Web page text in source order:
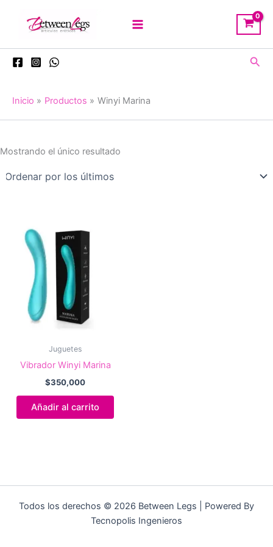
Inicio Productos Winyi Marina
Mostrando el único resultado
Juguetes
Vibrador Winyi Marina
$350,000
Añadir al carrito
Todos los derechos © 2026 Between Legs | Powered By
Tecnopolis Ingenieros